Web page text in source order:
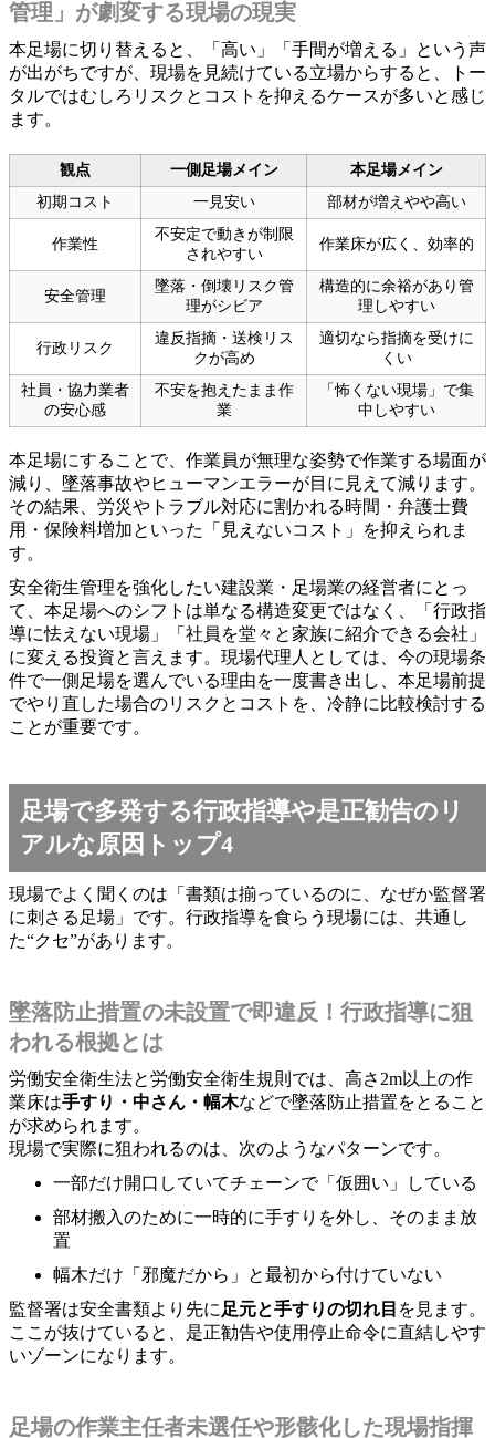
管理」が劇変する現場の現実
本足場に切り替えると、「高い」「手間が増える」という声
が出がちですが、現場を見続けている立場からすると、トー
タルではむしろリスクとコストを抑えるケースが多いと感じ
ます。
観点 一側足場メイン
本足場メイン
初期コスト
一見安い 部材が増えやや高い
作業性
不安定で動きが制限
されやすい
作業床が広く、効率的
安全管理
墜落・倒壊リスク管
理がシビア
構造的に余裕があり管
理しやすい
行政リスク
違反指摘・送検リス
クが高め
適切なら指摘を受けに
くい
社員・協力業者
の安心感
不安を抱えたまま作
業
「怖くない現場」で集
中しやすい
本足場にすることで、作業員が無理な姿勢で作業する場面が
減り、墜落事故やヒューマンエラーが目に見えて減ります。
その結果、労災やトラブル対応に割かれる時間・弁護士費
用・保険料増加といった「見えないコスト」を抑えられま
す。
安全衛生管理を強化したい建設業・足場業の経営者にとっ
て、本足場へのシフトは単なる構造変更ではなく、「行政指
導に怯えない現場」「社員を堂々と家族に紹介できる会社」
に変える投資と言えます。現場代理人としては、今の現場条
件で一側足場を選んでいる理由を一度書き出し、本足場前提
でやり直した場合のリスクとコストを、冷静に比較検討する
ことが重要です。
足場で多発する行政指導や是正勧告のリ
アルな原因トップ4
現場でよく聞くのは「書類は揃っているのに、なぜか監督署
に刺さる足場」です。行政指導を食らう現場には、共通し
た“クセ”があります。
墜落防止措置の未設置で即違反！行政指導に狙
われる根拠とは
労働安全衛生法と労働安全衛生規則では、高さ2m以上の作
業床は手すり・中さん・幅木などで墜落防止措置をとること
が求められます。
現場で実際に狙われるのは、次のようなパターンです。
一部だけ開口していてチェーンで「仮囲い」している
部材搬入のために一時的に手すりを外し、そのまま放
置
幅木だけ「邪魔だから」と最初から付けていない
監督署は安全書類より先に 足元と手すりの切れ目 を見ます。
ここが抜けていると、是正勧告や使用停止命令に直結しやす
いゾーンになります。
足場の作業主任者未選任や形骸化した現場指揮